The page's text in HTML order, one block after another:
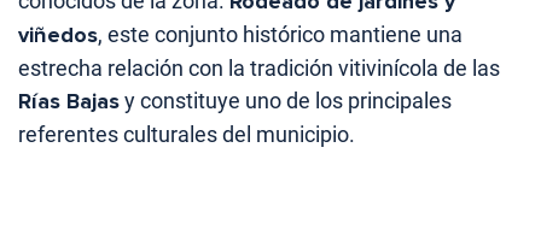
viñedos, este conjunto histórico mantiene una
estrecha relación con la tradición vitivinícola de las
Rías Bajasy constituye uno de los principales
referentes culturales del municipio.